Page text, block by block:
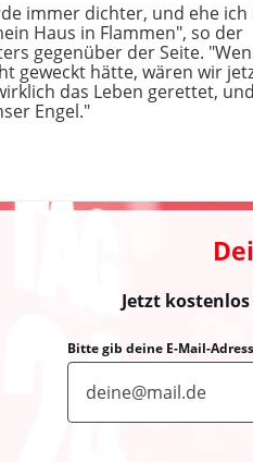
immer dichter, und ehe ich
Haus in Flammen", so der
gegenüber der Seite.
geweckt hätte, wären wir
das Leben gerettet,
Engel."
Jetzt
Bitte gib deine E-Mail-